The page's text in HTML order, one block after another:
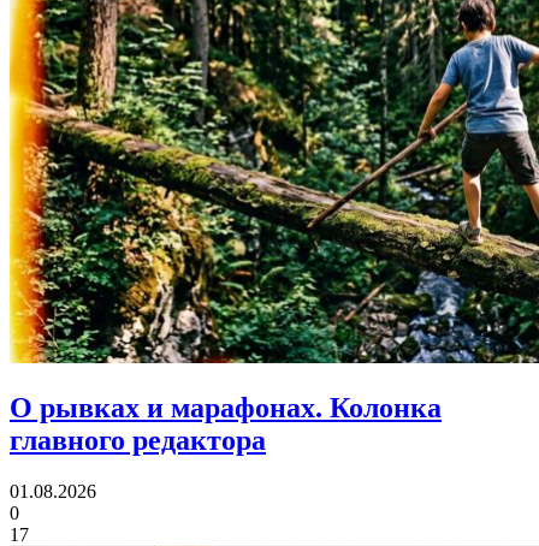
О рывках и марафонах. Колонка
главного редактора
01.08.2026
0
17